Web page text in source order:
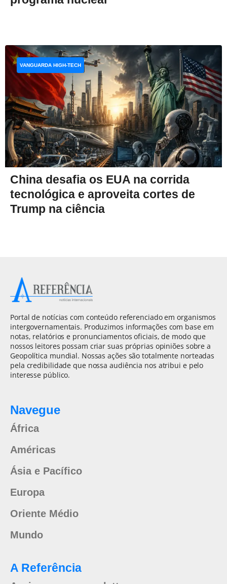
China desafia os EUA na corrida
tecnológica e aproveita cortes de
Trump na ciência
VANGUARDA HIGH-TECH
Portal de notícias com conteúdo referenciado em organismos
intergovernamentais. Produzimos informações com base em
notas, relatórios e pronunciamentos oficiais, de modo que
nossos leitores possam criar suas próprias opiniões sobre a
Geopolítica mundial. Nossas ações são totalmente norteadas
pela credibilidade que nossa audiência nos atribui e pelo
interesse público.
Navegue
África
Américas
Ásia e Pacífico
Europa
Oriente Médio
Mundo
A Referência